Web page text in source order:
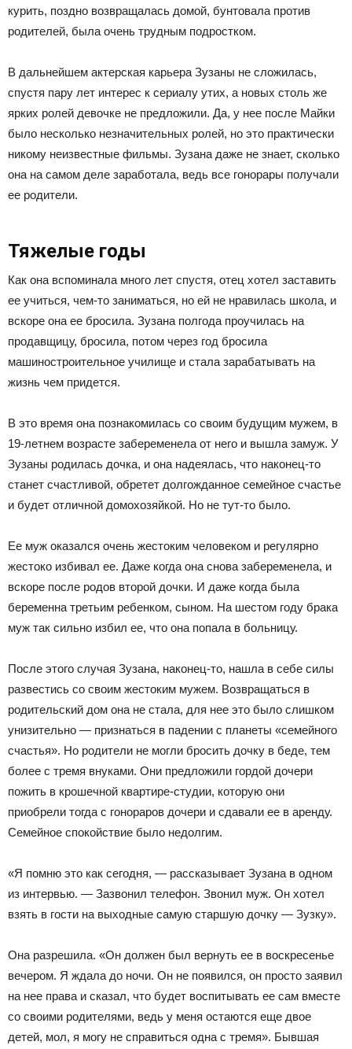
курить, поздно возвращалась домой, бунтовала против
родителей, была очень трудным подростком.
В дальнейшем актерская карьера Зузаны не сложилась,
спустя пару лет интерес к сериалу утих, а новых столь же
ярких ролей девочке не предложили. Да, у нее после Майки
было несколько незначительных ролей, но это практически
никому неизвестные фильмы. Зузана даже не знает, сколько
она на самом деле заработала, ведь все гонорары получали
ее родители.
Тяжелые годы
Как она вспоминала много лет спустя, отец хотел заставить
ее учиться, чем-то заниматься, но ей не нравилась школа, и
вскоре она ее бросила. Зузана полгода проучилась на
продавщицу, бросила, потом через год бросила
машиностроительное училище и стала зарабатывать на
жизнь чем придется.
В это время она познакомилась со своим будущим мужем, в
19-летнем возрасте забеременела от него и вышла замуж. У
Зузаны родилась дочка, и она надеялась, что наконец-то
станет счастливой, обретет долгожданное семейное счастье
и будет отличной домохозяйкой. Но не тут-то было.
Ее муж оказался очень жестоким человеком и регулярно
жестоко избивал ее. Даже когда она снова забеременела, и
вскоре после родов второй дочки. И даже когда была
беременна третьим ребенком, сыном. На шестом году брака
муж так сильно избил ее, что она попала в больницу.
После этого случая Зузана, наконец-то, нашла в себе силы
развестись со своим жестоким мужем. Возвращаться в
родительский дом она не стала, для нее это было слишком
унизительно — признаться в падении с планеты «семейного
счастья». Но родители не могли бросить дочку в беде, тем
более с тремя внуками. Они предложили гордой дочери
пожить в крошечной квартире-студии, которую они
приобрели тогда с гонораров дочери и сдавали ее в аренду.
Семейное спокойствие было недолгим.
«Я помню это как сегодня, — рассказывает Зузана в одном
из интервью. — Зазвонил телефон. Звонил муж. Он хотел
взять в гости на выходные самую старшую дочку — Зузку».
Она разрешила. «Он должен был вернуть ее в воскресенье
вечером. Я ждала до ночи. Он не появился, он просто заявил
на нее права и сказал, что будет воспитывать ее сам вместе
со своими родителями, ведь у меня остаются еще двое
детей, мол, я могу не справиться одна с тремя». Бывшая